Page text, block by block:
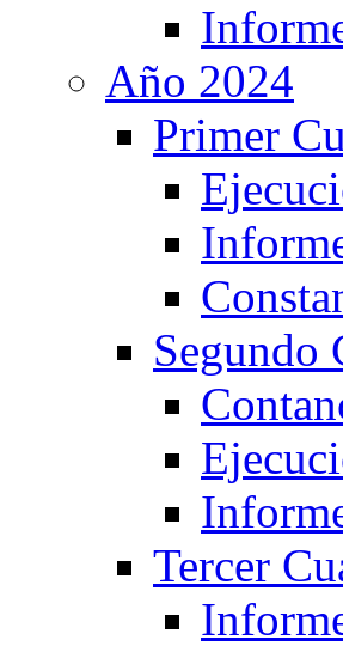
Año 2024
Primer
Segundo
Tercer